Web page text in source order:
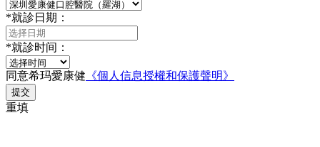
*就診日期：
*就診时间：
同意希玛愛康健 《個人信息授權和保護聲明》
提交
重填